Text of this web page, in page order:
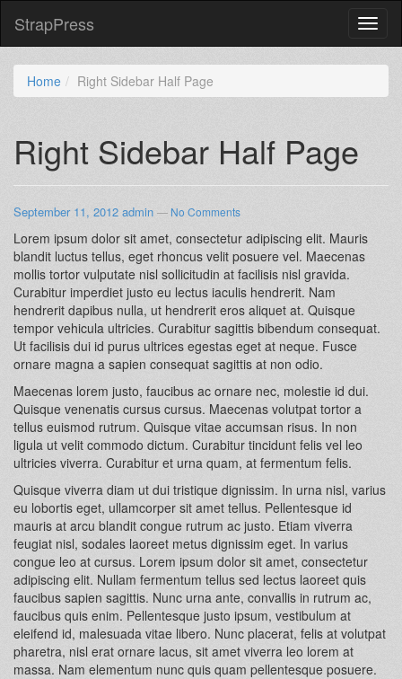
StrapPress
Home Right Sidebar Half Page
Right Sidebar Half Page
September 11, 2012 admin — No Comments
Lorem ipsum dolor sit amet, consectetur adipiscing elit. Mauris
blandit luctus tellus, eget rhoncus velit posuere vel. Maecenas
mollis tortor vulputate nisl sollicitudin at facilisis nisl gravida.
Curabitur imperdiet justo eu lectus iaculis hendrerit. Nam
hendrerit dapibus nulla, ut hendrerit eros aliquet at. Quisque
tempor vehicula ultricies. Curabitur sagittis bibendum consequat.
Ut facilisis dui id purus ultrices egestas eget at neque. Fusce
ornare magna a sapien consequat sagittis at non odio.
Maecenas lorem justo, faucibus ac ornare nec, molestie id dui.
Quisque venenatis cursus cursus. Maecenas volutpat tortor a
tellus euismod rutrum. Quisque vitae accumsan risus. In non
ligula ut velit commodo dictum. Curabitur tincidunt felis vel leo
ultricies viverra. Curabitur et urna quam, at fermentum felis.
Quisque viverra diam ut dui tristique dignissim. In urna nisl, varius
eu lobortis eget, ullamcorper sit amet tellus. Pellentesque id
mauris at arcu blandit congue rutrum ac justo. Etiam viverra
feugiat nisl, sodales laoreet metus dignissim eget. In varius
congue leo at cursus. Lorem ipsum dolor sit amet, consectetur
adipiscing elit. Nullam fermentum tellus sed lectus laoreet quis
faucibus sapien sagittis. Nunc urna ante, convallis in rutrum ac,
faucibus quis enim. Pellentesque justo ipsum, vestibulum at
eleifend id, malesuada vitae libero. Nunc placerat, felis at volutpat
pharetra, nisl erat ornare lacus, sit amet viverra leo lorem at
massa. Nam elementum nunc quis quam pellentesque posuere.